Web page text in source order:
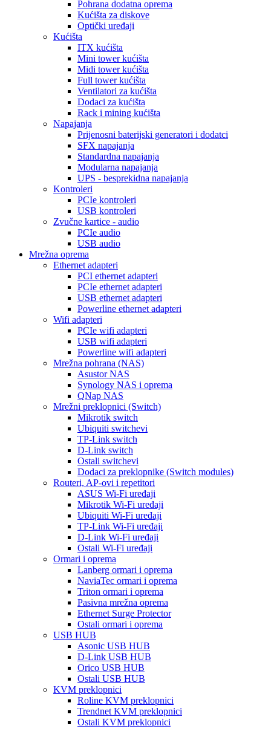
Pohrana dodatna oprema
Kućišta za diskove
Optički uređaji
Kućišta
ITX kućišta
Mini tower kućišta
Midi tower kućišta
Full tower kućišta
Ventilatori za kućišta
Dodaci za kućišta
Rack i mining kućišta
Napajanja
Prijenosni baterijski generatori i dodatci
SFX napajanja
Standardna napajanja
Modularna napajanja
UPS - besprekidna napajanja
Kontroleri
PCIe kontroleri
USB kontroleri
Zvučne kartice - audio
PCIe audio
USB audio
Mrežna oprema
Ethernet adapteri
PCI ethernet adapteri
PCIe ethernet adapteri
USB ethernet adapteri
Powerline ethernet adapteri
Wifi adapteri
PCIe wifi adapteri
USB wifi adapteri
Powerline wifi adapteri
Mrežna pohrana (NAS)
Asustor NAS
Synology NAS i oprema
QNap NAS
Mrežni preklopnici (Switch)
Mikrotik switch
Ubiquiti switchevi
TP-Link switch
D-Link switch
Ostali switchevi
Dodaci za preklopnike (Switch modules)
Routeri, AP-ovi i repetitori
ASUS Wi-Fi uređaji
Mikrotik Wi-Fi uređaji
Ubiquiti Wi-Fi uređaji
TP-Link Wi-Fi uređaji
D-Link Wi-Fi uređaji
Ostali Wi-Fi uređaji
Ormari i oprema
Lanberg ormari i oprema
NaviaTec ormari i oprema
Triton ormari i oprema
Pasivna mrežna oprema
Ethernet Surge Protector
Ostali ormari i oprema
USB HUB
Asonic USB HUB
D-Link USB HUB
Orico USB HUB
Ostali USB HUB
KVM preklopnici
Roline KVM preklopnici
Trendnet KVM preklopnici
Ostali KVM preklopnici